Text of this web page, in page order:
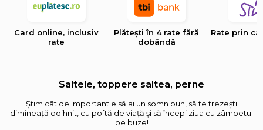
Card online, inclusiv
rate
Plătești în 4 rate fără
dobândă
Rate prin
Saltele, toppere saltea, perne
Știm cât de important e să ai un somn bun, să te trezești
dimineață odihnit, cu poftă de viață și să începi ziua cu zâmbetul
pe buze!